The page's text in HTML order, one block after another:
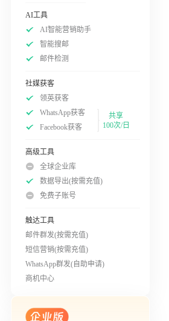
AI工具
AI智能营销助手
智能搜邮
邮件检测
社媒获客
领英获客
WhatsApp获客
Facebook获客
共享
100次/日
高级工具
全球企业库
数据导出(按需充值)
免费子账号
触达工具
邮件群发(按需充值)
短信营销(按需充值)
WhatsApp群发(自助申请)
商机中心